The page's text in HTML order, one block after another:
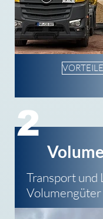
Transport und
Volumengüter
2